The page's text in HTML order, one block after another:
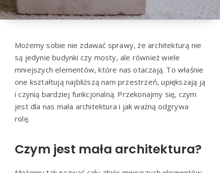
Możemy sobie nie zdawać sprawy, że architekturą nie
są jedynie budynki czy mosty, ale również wiele
mniejszych elementów, które nas otaczają. To właśnie
one kształtują najbliższą nam przestrzeń, upiększają ją
i czynią bardziej funkcjonalną. Przekonajmy się, czym
jest dla nas mała architektura i jak ważną odgrywa
rolę.
Czym jest mała architektura?